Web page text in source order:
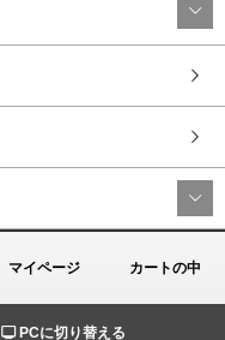
マイページ カートの中
PCに切り替える